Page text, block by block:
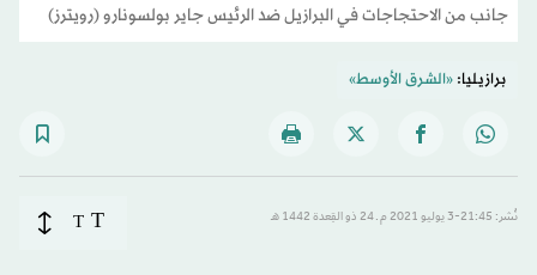
جانب من الاحتجاجات في البرازيل ضد الرئيس جاير بولسونارو (رويترز)
برازيليا:«الشرق الأوسط»
نُشر: 21:45-3 يوليو 2021 م ـ 24 ذو القِعدة 1442 هـ T
T